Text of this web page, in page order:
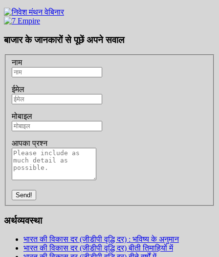
बाजार के जानकारों से पूछें अपने सवाल
नाम
ईमेल
मोबाइल
आपका प्रश्न
Send!
अर्थव्यवस्था
भारत की विकास दर (जीडीपी वृद्धि दर) : भविष्य के अनुमान
भारत की विकास दर (जीडीपी वृद्धि दर) बीती तिमाहियों में